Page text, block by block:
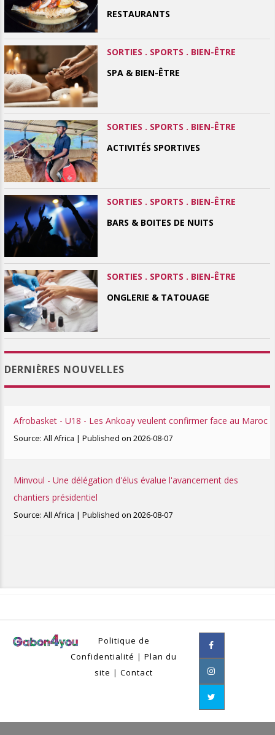
RESTAURANTS
SORTIES . SPORTS . BIEN-ÊTRE
SPA & BIEN-ÊTRE
SORTIES . SPORTS . BIEN-ÊTRE
ACTIVITÉS SPORTIVES
SORTIES . SPORTS . BIEN-ÊTRE
BARS & BOITES DE NUITS
SORTIES . SPORTS . BIEN-ÊTRE
ONGLERIE & TATOUAGE
DERNIÈRES NOUVELLES
Afrobasket - U18 - Les Ankoay veulent confirmer face au Maroc
Source: All Africa Published on 2026-08-07
Minvoul - Une délégation d'élus évalue l'avancement des
chantiers présidentiel
Source: All Africa Published on 2026-08-07
Politique de
Confidentialité | Plan du
site | Contact